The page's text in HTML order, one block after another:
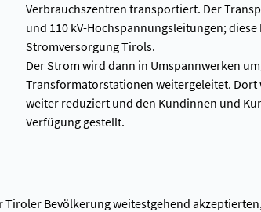
Verbrauchszentren transportiert. Der
und 110 kV-Hochspannungsleitungen;
Stromversorgung Tirols.
Der Strom wird dann in Umspannwerken
Transformatorstationen weitergeleitet. Dort
weiter reduziert und den Kundinnen und
Verfügung gestellt.
Tiroler Bevölkerung weitestgehend